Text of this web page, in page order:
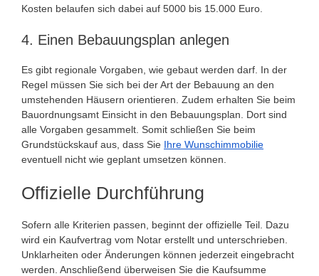
Kosten belaufen sich dabei auf 5000 bis 15.000 Euro.
4. Einen Bebauungsplan anlegen
Es gibt regionale Vorgaben, wie gebaut werden darf. In der
Regel müssen Sie sich bei der Art der Bebauung an den
umstehenden Häusern orientieren. Zudem erhalten Sie beim
Bauordnungsamt Einsicht in den Bebauungsplan. Dort sind
alle Vorgaben gesammelt. Somit schließen Sie beim
Grundstückskauf aus, dass Sie Ihre Wunschimmobilie
eventuell nicht wie geplant umsetzen können.
Offizielle Durchführung
Sofern alle Kriterien passen, beginnt der offizielle Teil. Dazu
wird ein Kaufvertrag vom Notar erstellt und unterschrieben.
Unklarheiten oder Änderungen können jederzeit eingebracht
werden. Anschließend überweisen Sie die Kaufsumme